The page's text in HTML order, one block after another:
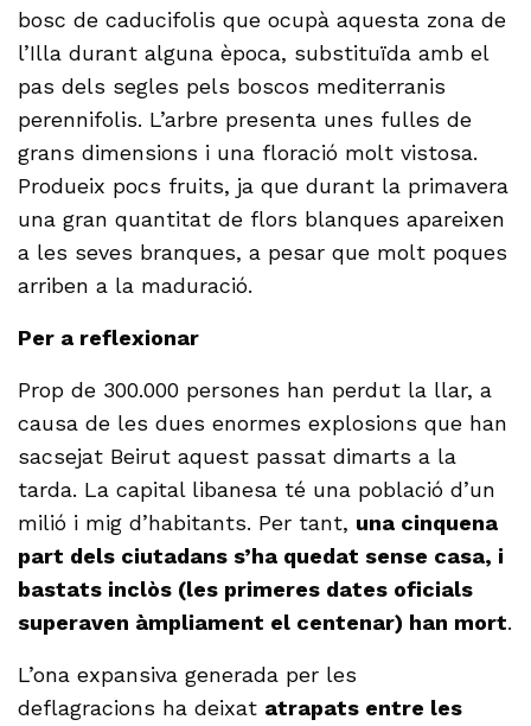
bosc de caducifolis que ocupà aquesta zona de
l’Illa durant alguna època, substituïda amb el
pas dels segles pels boscos mediterranis
perennifolis. L’arbre presenta unes fulles de
grans dimensions i una floració molt vistosa.
Produeix pocs fruits, ja que durant la primavera
una gran quantitat de flors blanques apareixen
a les seves branques, a pesar que molt poques
arriben a la maduració.
Per a reflexionar
Prop de 300.000 persones han perdut la llar, a
causa de les dues enormes explosions que han
sacsejat Beirut aquest passat dimarts a la
tarda. La capital libanesa té una població d’un
milió i mig d’habitants. Per tant, una cinquena
part dels ciutadans s’ha quedat sense casa, i
bastats inclòs (les primeres dates oficials
superaven àmpliament el centenar) han mort.
L’ona expansiva generada per les
deflagracions ha deixat atrapats entre les